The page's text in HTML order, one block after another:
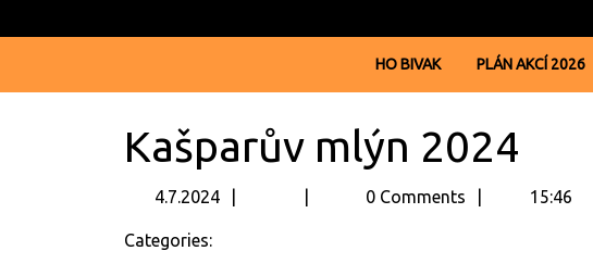
HO BIVAK PLÁN AKCÍ 2026
Kašparův mlýn 2024
4.7.2024 4.7.2024 0 Comments 15:46
Categories: